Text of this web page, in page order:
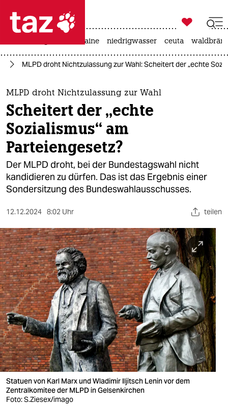
 taz zahl ich
taz zahl ich
themen
politik
öko
gesellschaft
kultur
sport
berlin
nord
wahrheit
verlag
verlag
veranstaltungen
shop
fragen & hilfe
unterstützen

taz zahl ich
krieg in der ukraine niedrigwasser ceuta
MLPD droht Nichtzulassung zur Wahl: Scheitert der „echte
MLPD droht Nichtzulassung zur Wahl
Scheitert der „echte
Sozialismus“ am
Parteiengesetz?
Der MLPD droht, bei der Bundestagswahl nicht
kandidieren zu dürfen. Das ist das Ergebnis einer
Sondersitzung des Bundeswahlausschusses.
12.12.2024 8:02 Uhr teilen
Statuen von Karl Marx und Wladimir Iljitsch Lenin vor dem
Zentralkomitee der MLPD in Gelsenkirchen
Foto: S.Ziesex/imago